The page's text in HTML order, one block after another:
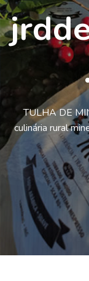
TULHA DE
culinária rural